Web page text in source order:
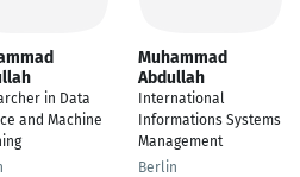
in Data
and Machine
Muhammad
Abdullah
International
Informations Systems
Management
Berlin